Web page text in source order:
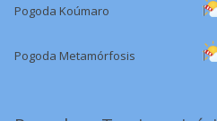
Pogoda Koúmaro
Pogoda Metamórfosis